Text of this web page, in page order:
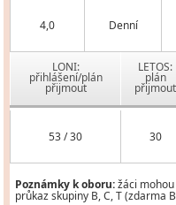
4,0 Denní
LONI:
přihlášení/plán
přijmout
LETOS:
plán
přijmout
53 / 30 30
Poznámky k oboru:žáci
průkaz skupiny B, C, T (zdarma